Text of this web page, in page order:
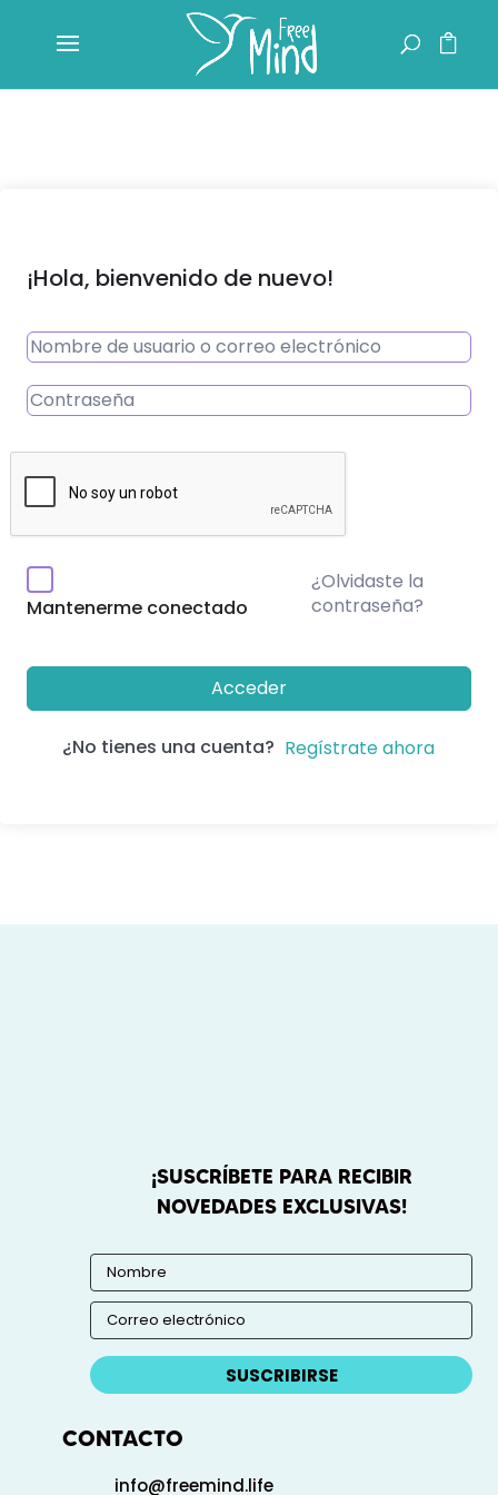
¡Hola, bienvenido de nuevo!
Mantenerme conectado
¿Olvidaste la
contraseña?
Acceder
¿No tienes una cuenta? Regístrate ahora
¡SUSCRÍBETE PARA RECIBIR
NOVEDADES EXCLUSIVAS!
SUSCRIBIRSE
CONTACTO
info@freemind.life